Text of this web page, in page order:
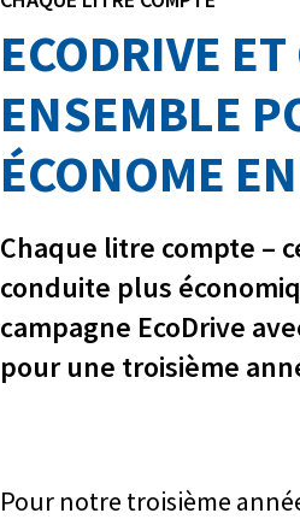
ECODRIVE
ENSEMBLE
ÉCONOME
Chaque litre compte –
conduite plus
campagne EcoDrive
pour une troisième
Pour notre troisième